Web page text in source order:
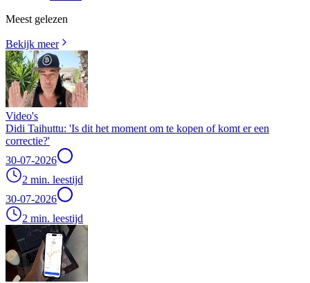
Meest gelezen
Bekijk meer
Video's
Didi Taihuttu: 'Is dit het moment om te kopen of komt er een
correctie?'
30-07-2026
2 min. leestijd
30-07-2026
2 min. leestijd